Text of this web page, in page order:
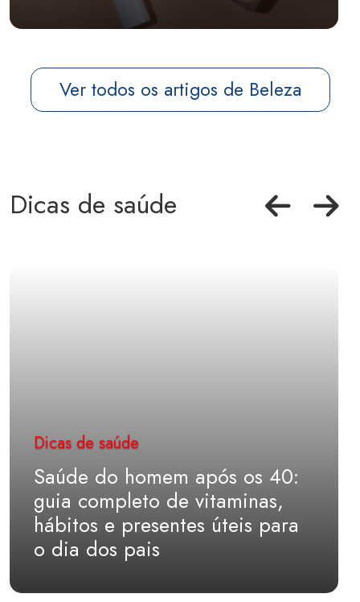
Ver todos os artigos de Beleza
Dicas de saúde
Dicas de saúde
Saúde do homem após os 40:
guia completo de vitaminas,
hábitos e presentes úteis para
o dia dos pais